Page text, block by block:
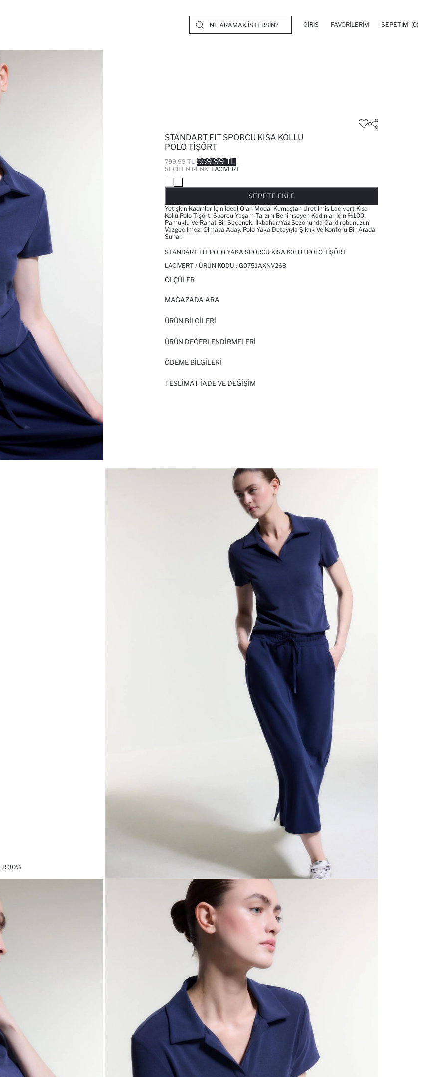
GIRIŞ FAVORILERIM SEPETIM (0)
STANDART FIT SPORCU KISA KOLLU
POLO TIŞÖRT
799.99 TL 559.99 TL
SEÇILEN RENK: LACIVERT
SEPETE EKLE
Yetişkin Kadınlar Için Ideal Olan Modal Kumaştan Üretilmiş Lacivert Kısa
Kollu Polo Tişört. Sporcu Yaşam Tarzını Benimseyen Kadınlar Için %100
Pamuklu Ve Rahat Bir Seçenek. İlkbahar/Yaz Sezonunda Gardırobunuzun
Vazgeçilmezi Olmaya Aday. Polo Yaka Detayıyla Şıklık Ve Konforu Bir Arada
Sunar.
STANDART FIT POLO YAKA SPORCU KISA KOLLU POLO TIŞÖRT
LACIVERT / ÜRÜN KODU : G0751AXNV268
ÖLÇÜLER
MAĞAZADA ARA
ÜRÜN BILGILERI
ÜRÜN DEĞERLENDİRMELERİ
ÖDEME BİLGİLERİ
TESLIMAT İADE VE DEĞIŞIM
30%